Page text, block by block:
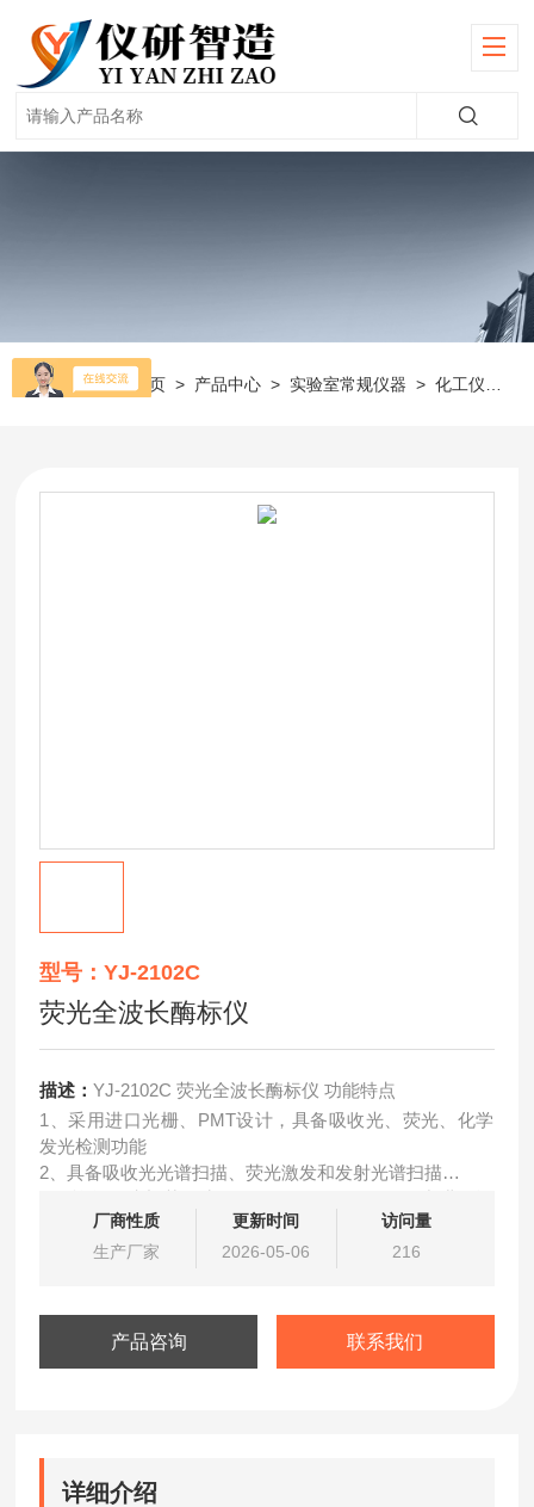
当前位置： 首页 > 产品中心 > 实验室常规仪器 >化工仪器
型号：YJ-2102C
荧光全波长酶标仪
描述：YJ-2102C 荧光全波长酶标仪 功能特点
1、采用进口光栅、PMT设计，具备吸收光、荧光、化学
发光检测功能
2、具备吸收光光谱扫描、荧光激发和发射光谱扫描
4、光源采用进口高能闪烁氙灯，使用寿命长，高达109次
厂商性质
生产厂家
更新时间
2026-05-06
访问量
216
产品咨询 联系我们
详细介绍